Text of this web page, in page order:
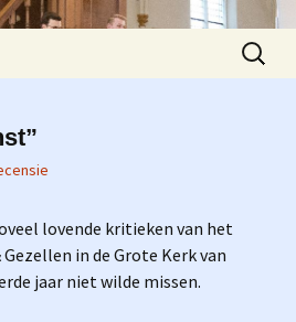
Zoeken
naar:
lovende kritieken van het
in de Grote Kerk van
jaar niet wilde missen.